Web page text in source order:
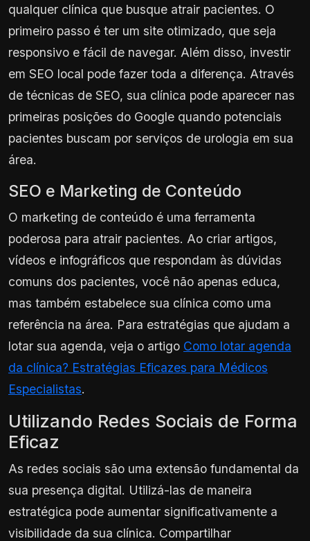
qualquer clínica que busque atrair pacientes. O
primeiro passo é ter um site otimizado, que seja
responsivo e fácil de navegar. Além disso, investir
em SEO local pode fazer toda a diferença. Através
de técnicas de SEO, sua clínica pode aparecer nas
primeiras posições do Google quando potenciais
pacientes buscam por serviços de urologia em sua
área.
SEO e Marketing de Conteúdo
O marketing de conteúdo é uma ferramenta
poderosa para atrair pacientes. Ao criar artigos,
vídeos e infográficos que respondam às dúvidas
comuns dos pacientes, você não apenas educa,
mas também estabelece sua clínica como uma
referência na área. Para estratégias que ajudam a
lotar sua agenda, veja o artigo Como lotar agenda
da clínica? Estratégias Eficazes para Médicos
Especialistas.
Utilizando Redes Sociais de Forma
Eficaz
As redes sociais são uma extensão fundamental da
sua presença digital. Utilizá-las de maneira
estratégica pode aumentar significativamente a
visibilidade da sua clínica. Compartilhar